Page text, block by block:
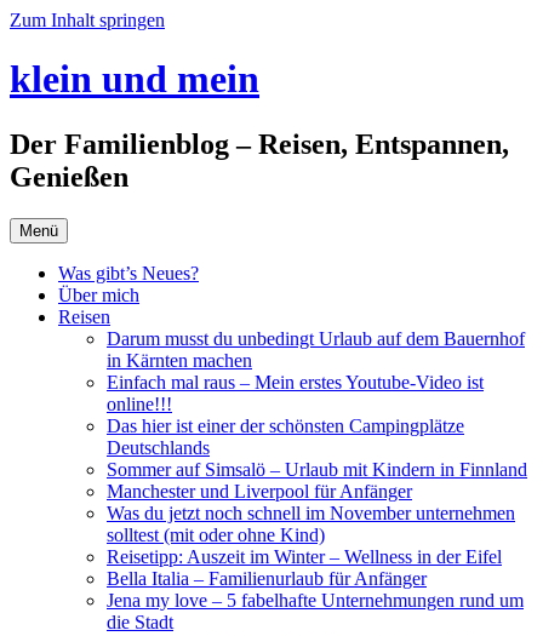
Zum Inhalt springen
klein und mein
Der Familienblog – Reisen, Entspannen,
Genießen
Menü
Was gibt’s Neues?
Über mich
Reisen
Darum musst du unbedingt Urlaub auf dem Bauernhof
in Kärnten machen
Einfach mal raus – Mein erstes Youtube-Video ist
online!!!
Das hier ist einer der schönsten Campingplätze
Deutschlands
Sommer auf Simsalö – Urlaub mit Kindern in Finnland
Manchester und Liverpool für Anfänger
Was du jetzt noch schnell im November unternehmen
solltest (mit oder ohne Kind)
Reisetipp: Auszeit im Winter – Wellness in der Eifel
Bella Italia – Familienurlaub für Anfänger
Jena my love – 5 fabelhafte Unternehmungen rund um
die Stadt